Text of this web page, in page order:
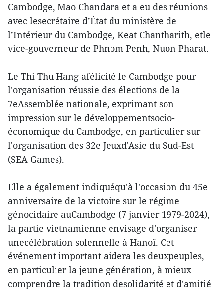
Cambodge, Mao Chandara et a eu des réunions
avec lesecrétaire d’État du ministère de
l’Intérieur du Cambodge, Keat Chantharith, etle
vice-gouverneur de Phnom Penh, Nuon Pharat.
Le Thi Thu Hang afélicité le Cambodge pour
l'organisation réussie des élections de la
7eAssemblée nationale, exprimant son
impression sur le développementsocio-
économique du Cambodge, en particulier sur
l'organisation des 32e Jeuxd'Asie du Sud-Est
(SEA Games).
Elle a également indiquéqu'à l'occasion du 45e
anniversaire de la victoire sur le régime
génocidaire auCambodge (7 janvier 1979-2024),
la partie vietnamienne envisage d'organiser
unecélébration solennelle à Hanoï. Cet
événement important aidera les deuxpeuples,
en particulier la jeune génération, à mieux
comprendre la tradition desolidarité et d'amitié